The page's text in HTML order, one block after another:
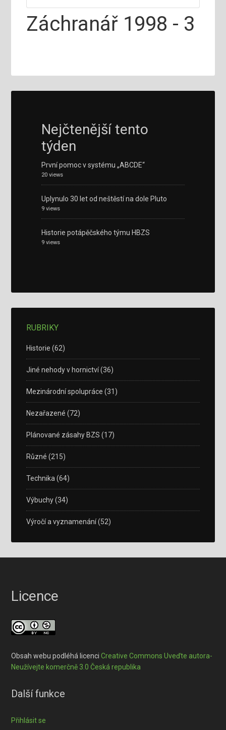
Záchranář 1998 - 3
Nejčtenější tento
týden
První pomoc v systému „ABCDE“
20 views
Uplynulo 30 let od neštěstí na dole Pluto
9 views
Historie potápěčského týmu HBZS
9 views
RUBRIKY
Historie (62)
Jiné nehody v hornictví(36)
Mezinárodní spolupráce (31)
Nezařazené (72)
Plánované zásahy BZS (17)
Různé (215)
Technika (64)
Výbuchy(34)
Výročí a vyznamenání(52)
Licence
Obsah webu podléhá licenciCreative Commons Uveďte autora-
Neužívejte komerčně 3.0 Česká republika
Další funkce
Přihlásit se